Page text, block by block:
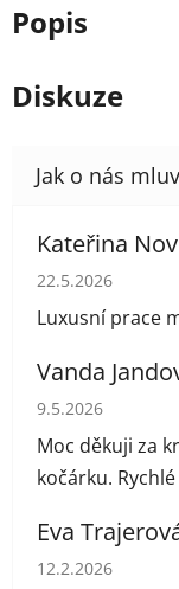
Popis
Diskuze
Kateřina
Hodnocení
22.5.2026
Luxusní prace
Vanda
Hodnocení
9.5.2026
Moc děkuji za
kočárku.
Eva
Hodnocení
12.2.2026